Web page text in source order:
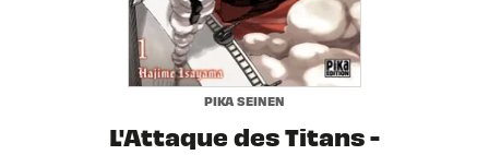
PIKA SEINEN
L'Attaque des Titans -